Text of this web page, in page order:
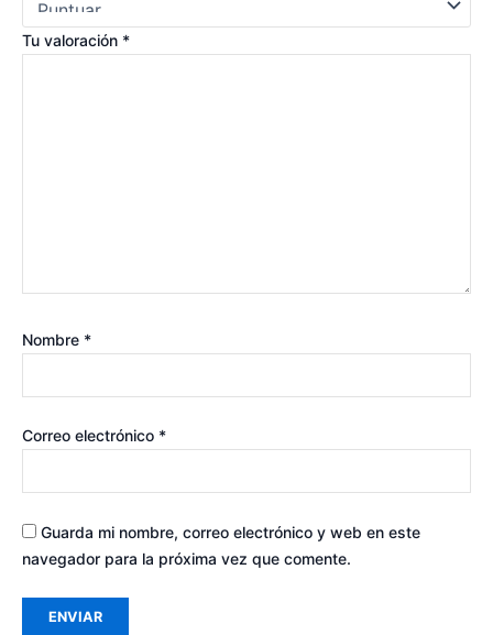
Tu valoración *
Nombre *
Correo electrónico *
Guarda mi nombre, correo electrónico y web en este
navegador para la próxima vez que comente.